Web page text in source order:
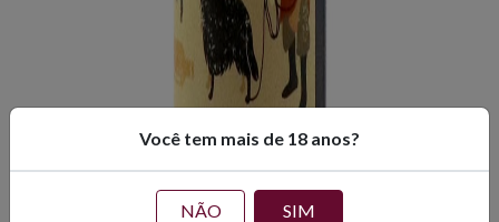
Você tem mais de 18 anos?
NÃO SIM